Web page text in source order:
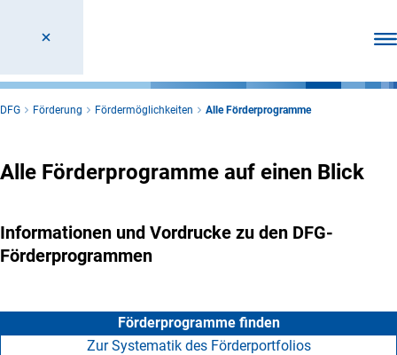
DFG Förderung Fördermöglichkeiten Alle Förderprogramme
Alle Förderprogramme auf einen Blick
Informationen und Vordrucke zu den DFG-
Förderprogrammen
Förderprogramme finden
Zur Systematik des Förderportfolios